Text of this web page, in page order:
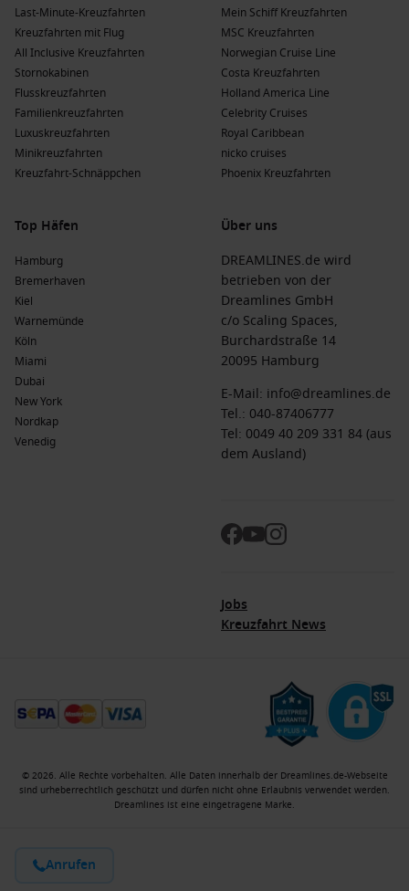
Anrufen
Last-Minute-Kreuzfahrten
Kreuzfahrten mit Flug
All Inclusive Kreuzfahrten
Stornokabinen
Flusskreuzfahrten
Familienkreuzfahrten
Luxuskreuzfahrten
Minikreuzfahrten
Kreuzfahrt-Schnäppchen
Mein Schiff Kreuzfahrten
MSC Kreuzfahrten
Norwegian Cruise Line
Costa Kreuzfahrten
Holland America Line
Celebrity Cruises
Royal Caribbean
nicko cruises
Phoenix Kreuzfahrten
Top Häfen
Hamburg
Bremerhaven
Kiel
Warnemünde
Köln
Miami
Dubai
New York
Nordkap
Venedig
Über uns
DREAMLINES.de wird
betrieben von der
Dreamlines GmbH
c/o Scaling Spaces,
Burchardstraße 14
20095 Hamburg
E-Mail: info@dreamlines.de
Tel.: 040-87406777
Tel: 0049 40 209 331 84 (aus
dem Ausland)
Jobs
Kreuzfahrt News
© 2026. Alle Rechte vorbehalten. Alle Daten innerhalb der Dreamlines.de-Webseite
sind urheberrechtlich geschützt und dürfen nicht ohne Erlaubnis verwendet werden.
Dreamlines ist eine eingetragene Marke.
Kreuzfahrtberater